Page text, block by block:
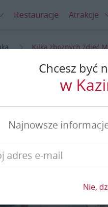
Restauracje Atrakcje
Kilka zbożnych zdjęć
Marka
Chcesz być
w
Najnowsze
Nie,